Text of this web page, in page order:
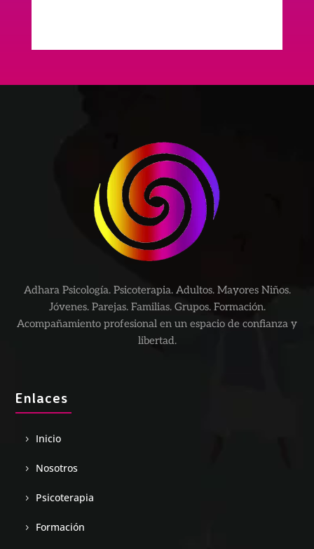
Adhara Psicología. Psicoterapia. Adultos. Mayores Niños.
Jóvenes. Parejas. Familias. Grupos. Formación.
Acompañamiento profesional en un espacio de confianza y
libertad.
Enlaces
Inicio
Nosotros
Psicoterapia
Formación